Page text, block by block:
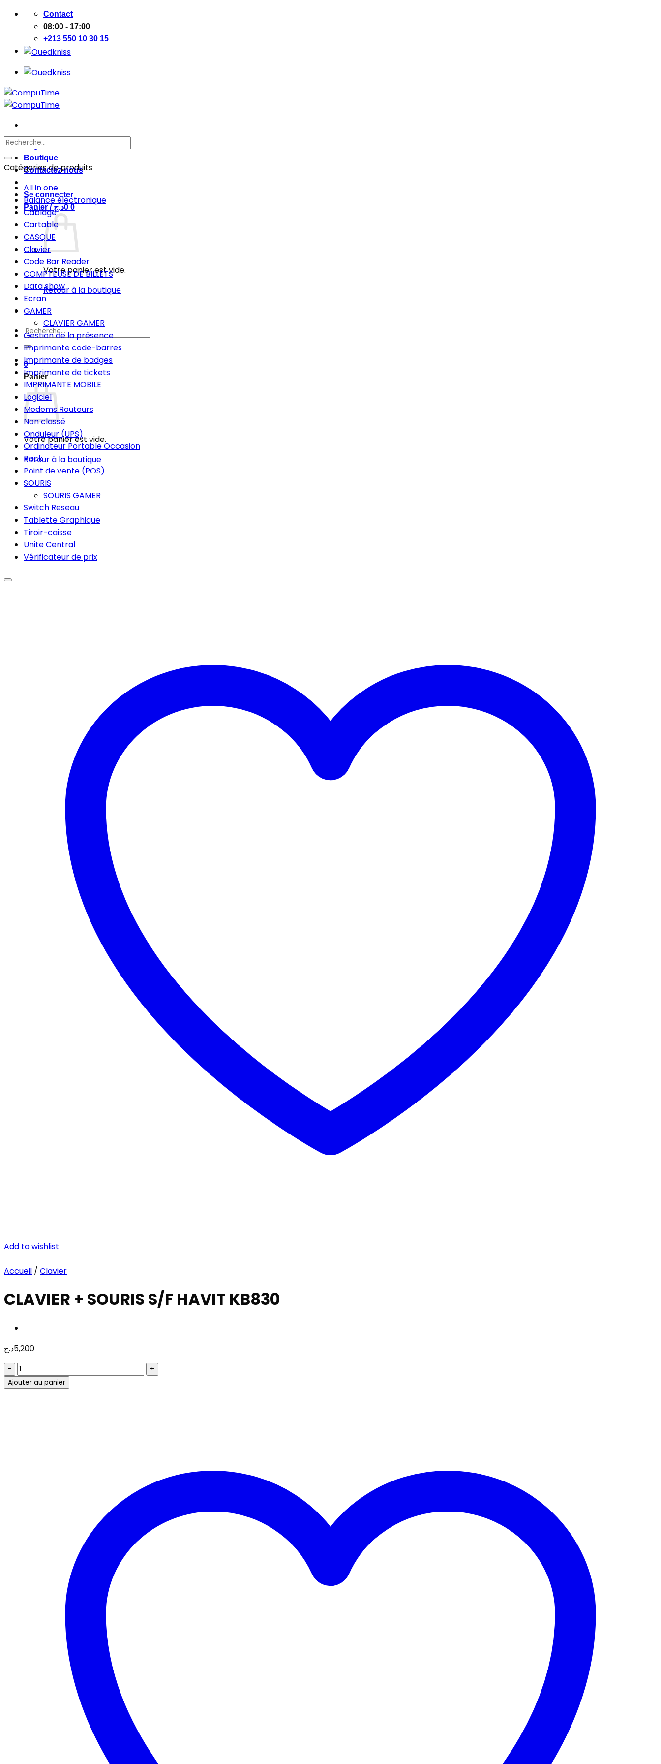
Passer
contenu
Contact
08:00 - 17:00
+213 550 10 30 15
Page d’accueil
Boutique
Contactez-nous
Se connecter
Panier /
0د.ج 0
Votre panier est vide.
Retour à la boutique
Recherche
pour :
0
Panier
Votre panier est vide.
Retour à la boutique
Recherche
pour :
Catégories de produits
All in one
Balance électronique
Cablage
Cartable
CASQUE
Clavier
Code Bar Reader
COMPTEUSE DE BILLETS
Data show
Ecran
GAMER
CLAVIER GAMER
Gestion de la présence
Imprimante code-barres
Imprimante de badges
Imprimante de tickets
IMPRIMANTE MOBILE
Logiciel
Modems Routeurs
Non classé
Onduleur (UPS)
Ordinateur Portable Occasion
Pack
Point de vente (POS)
SOURIS
SOURIS GAMER
Switch Reseau
Tablette Graphique
Tiroir-caisse
Unite Central
Vérificateur de prix
Add to wishlist
Accueil / Clavier
CLAVIER + SOURIS S/F HAVIT KB830
5,200د.ج
quantité
de
CLAVIER
Ajouter au panier